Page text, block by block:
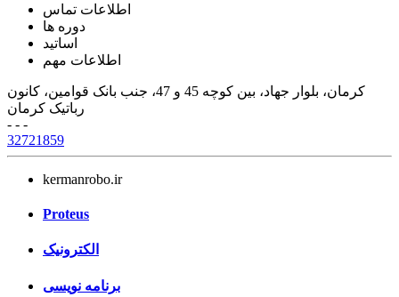
اطلاعات تماس
دوره ها
اساتید
اطلاعات مهم
کرمان، بلوار جهاد، بین کوچه 45 و 47، جنب بانک قوامین، کانون
رباتیک کرمان
- - -
32721859
kermanrobo.ir
Proteus
الکترونیک
برنامه نویسی